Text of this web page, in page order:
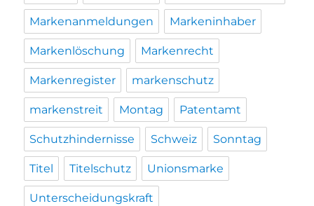
Markenanmeldungen Markeninhaber
Markenlöschung Markenrecht
Markenregister markenschutz
markenstreit Montag Patentamt
Schutzhindernisse Schweiz Sonntag
Titel Titelschutz Unionsmarke
Unterscheidungskraft